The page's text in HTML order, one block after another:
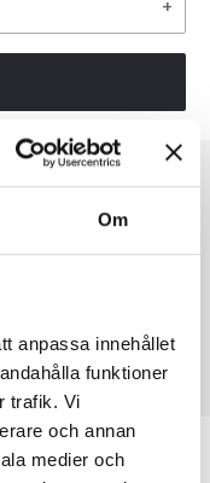
Om
anpassa innehållet
funktioner
trafik. Vi
och annan
medier och
bil?